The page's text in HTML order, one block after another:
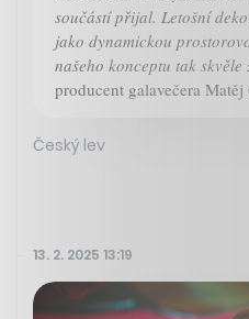
součástí přijal. Letošní
jako dynamickou
našeho konceptu tak skvěle
producent galavečera
Český lev
13. 2. 2025 13:19